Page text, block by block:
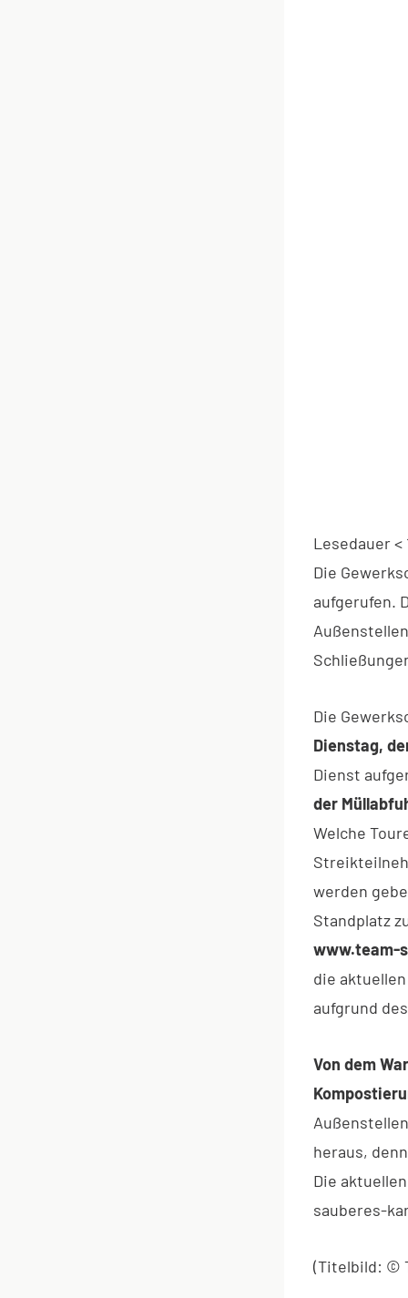
Lesedauer<
Die
aufgerufen.
Die
Dienstag,
Dienst
der
Welche
werden
Standplatz
www.team-
die
aufgrund
Von dem
heraus,
Die
sauberes-
(Titelbild: ©